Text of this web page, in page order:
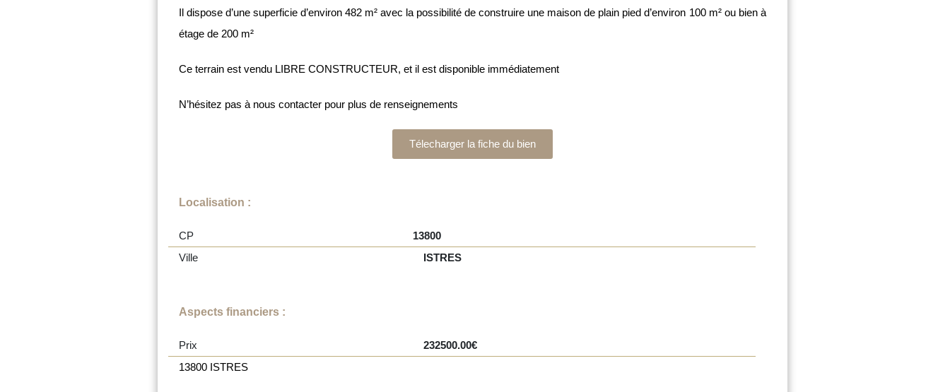
Il dispose d’une superficie d’environ 482 m² avec la possibilité de construire une maison de plain pied d’environ 100 m² ou bien à
étage de 200 m²
Ce terrain est vendu LIBRE CONSTRUCTEUR, et il est disponible immédiatement
N’hésitez pas à nous contacter pour plus de renseignements
Télecharger la fiche du bien
Localisation :
CP
13800
Ville
ISTRES
Aspects financiers :
Prix
232500.00€
13800 ISTRES